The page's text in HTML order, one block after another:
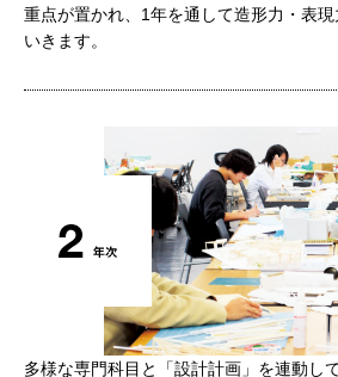
重点が置かれ、1年を通して造形力・表
いきます。
多様な専門科目と「設計計画」を連動し